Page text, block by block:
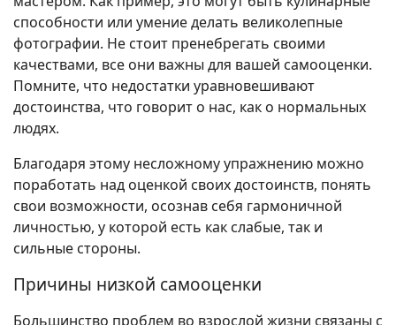
способности или умение делать великолепные
фотографии. Не стоит пренебрегать своими
качествами, все они важны для вашей самооценки.
Помните, что недостатки уравновешивают
достоинства, что говорит о нас, как о нормальных
людях.
Благодаря этому несложному упражнению можно
поработать над оценкой своих достоинств, понять
свои возможности, осознав себя гармоничной
личностью, у которой есть как слабые, так и
сильные стороны.
Причины низкой самооценки
Большинство проблем во взрослой жизни связаны с